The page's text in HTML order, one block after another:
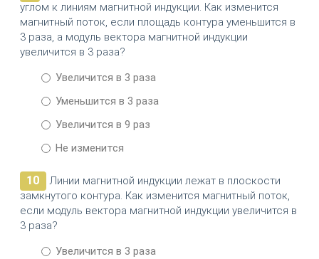
углом к линиям магнитной индукции. Как изменится
магнитный поток, если площадь контура уменьшится в
3 раза, а модуль вектора магнитной индукции
увеличится в 3 раза?
Увеличится в 3 раза
Уменьшится в 3 раза
Увеличится в 9 раз
Не изменится
10
Линии магнитной индукции лежат в плоскости
замкнутого контура. Как изменится магнитный поток,
если модуль вектора магнитной индукции увеличится в
3 раза?
Увеличится в 3 раза